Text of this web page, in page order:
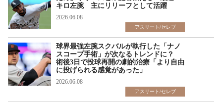
キロ左腕 主にリリーフとして活躍
2026.06.08
アスリート/セレブ
球界最強左腕スクバルが執行した「ナノ
スコープ手術」が次なるトレンドに？
術後3日で投球再開の劇的治療「より自由
に投げられる感覚があった」
2026.06.08
アスリート/セレブ